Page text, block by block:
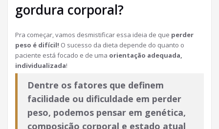
gordura corporal?
Pra começar, vamos desmistificar essa ideia de que perder
peso é difícil! O sucesso da dieta depende do quanto o
paciente está focado e de uma orientação adequada,
individualizada!
Dentre os fatores que definem
facilidade ou dificuldade em perder
peso, podemos pensar em genética,
composição corporal e estado atual